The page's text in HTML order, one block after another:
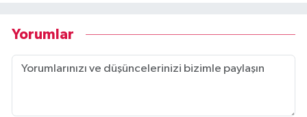
Yorumlar